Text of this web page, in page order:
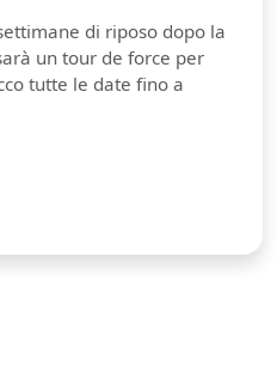
di riposo dopo la
un tour de force per
tutte le date fino a